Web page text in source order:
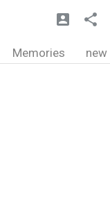
Memories new